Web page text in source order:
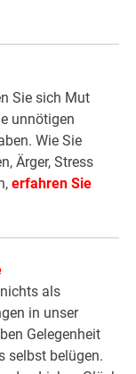
Sie sich Mut
unnötigen
Wie Sie
Ärger, Stress
erfahren Sie
als
in unser
Gelegenheit
selbst belügen.